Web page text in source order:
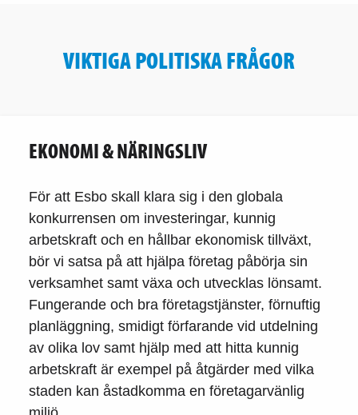
VIKTIGA POLITISKA FRÅGOR
EKONOMI & NÄRINGSLIV
För att Esbo skall klara sig i den globala
konkurrensen om investeringar, kunnig
arbetskraft och en hållbar ekonomisk tillväxt,
bör vi satsa på att hjälpa företag påbörja sin
verksamhet samt växa och utvecklas lönsamt.
Fungerande och bra företagstjänster, förnuftig
planläggning, smidigt förfarande vid utdelning
av olika lov samt hjälp med att hitta kunnig
arbetskraft är exempel på åtgärder med vilka
staden kan åstadkomma en företagarvänlig